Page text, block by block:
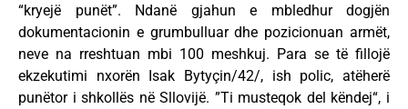
“kryejë punët”. Ndanë gjahun e mbledhur dogjën
dokumentacionin e grumbulluar dhe pozicionuan armët,
neve na rreshtuan mbi 100 meshkuj. Para se të fillojë
ekzekutimi nxorën Isak Bytyçin/42/, ish polic, atëherë
punëtor i shkollës në Sllovijë. ”Ti musteqok del këndej“, i